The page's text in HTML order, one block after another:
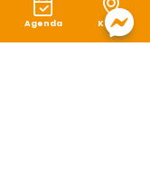
Agenda Karte